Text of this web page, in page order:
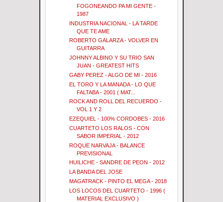
FOGONEANDO PA MI GENTE -
1987
INDUSTRIA NACIONAL - LA TARDE
QUE TE AME
ROBERTO GALARZA - VOLVER EN
GUITARRA
JOHNNY ALBINO Y SU TRIO SAN
JUAN - GREATEST HITS
GABY PEREZ - ALGO DE MI - 2016
EL TORO Y LA MANADA - LO QUE
FALTABA - 2001 ( MAT...
ROCK AND ROLL DEL RECUERDO -
VOL 1 Y 2
EZEQUIEL - 100% CORDOBES - 2016
CUARTETO LOS RALOS - CON
SABOR IMPERIAL - 2012
ROQUE NARVAJA - BALANCE
PREVISIONAL
HUILICHE - SANDRE DE PEON - 2012
LA BANDA DEL JOSE
MAGATRACK - PINTO EL MEGA - 2018
LOS LOCOS DEL CUARTETO - 1996 (
MATERIAL EXCLUSIVO )